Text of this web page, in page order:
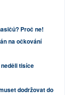
Proč ne!
na očkování
tisíce
dodržovat do